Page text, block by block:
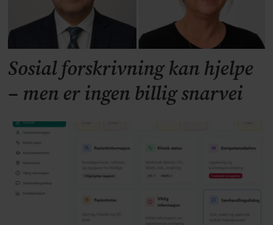
Sosial forskrivning kan hjelpe
– men er ingen billig snarvei